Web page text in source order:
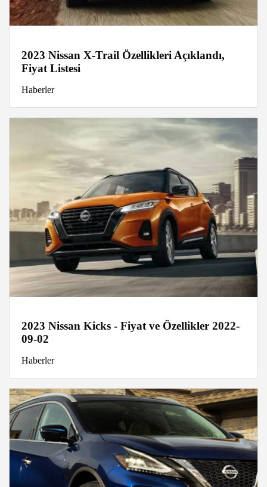
2023 Nissan X-Trail Özellikleri Açıklandı,
Fiyat Listesi
Haberler
2023 Nissan Kicks - Fiyat ve Özellikler 2022-
09-02
Haberler